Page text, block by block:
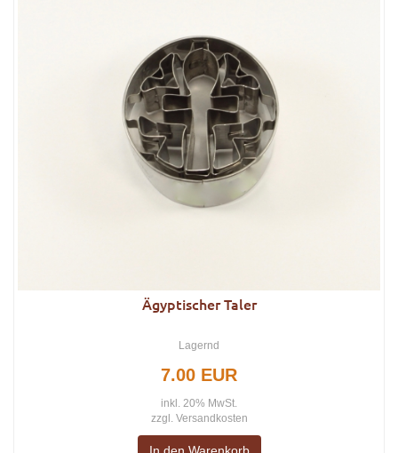
Ägyptischer Taler
Lagernd
7.00 EUR
inkl. 20% MwSt.
zzgl. Versandkosten